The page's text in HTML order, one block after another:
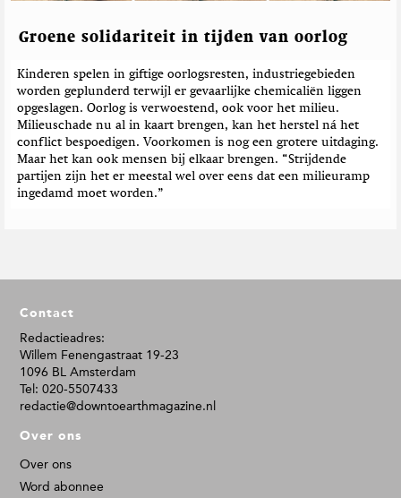
Groene solidariteit in tijden van oorlog
Kinderen spelen in giftige oorlogsresten, industriegebieden
worden geplunderd terwijl er gevaarlijke chemicaliën liggen
opgeslagen. Oorlog is verwoestend, ook voor het milieu.
Milieuschade nu al in kaart brengen, kan het herstel ná het
conflict bespoedigen. Voorkomen is nog een grotere uitdaging.
Maar het kan ook mensen bij elkaar brengen. “Strijdende
partijen zijn het er meestal wel over eens dat een milieuramp
ingedamd moet worden.”
o
o
Contact
Redactieadres:
Willem Fenengastraat 19-23
1096 BL Amsterdam
Tel: 020-5507433
redactie@downtoearthmagazine.nl
Over ons
Over ons
Word abonnee